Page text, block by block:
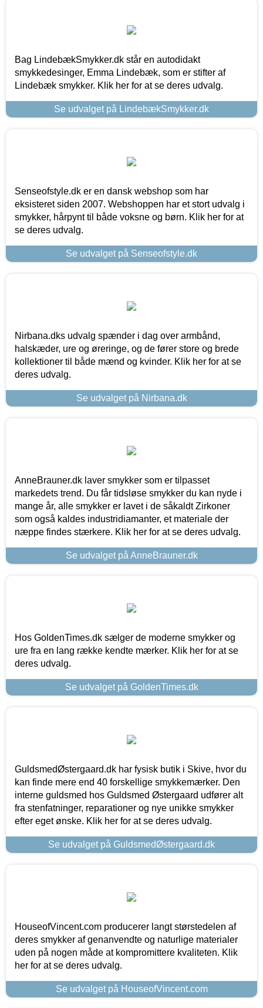
Bag LindebækSmykker.dk står en autodidakt
smykkedesinger, Emma Lindebæk, som er stifter af
Lindebæk smykker. Klik her for at se deres udvalg.
Se udvalget på LindebækSmykker.dk
Senseofstyle.dk er en dansk webshop som har
eksisteret siden 2007. Webshoppen har et stort udvalg i
smykker, hårpynt til både voksne og børn. Klik her for at
se deres udvalg.
Se udvalget på Senseofstyle.dk
Nirbana.dks udvalg spænder i dag over armbånd,
halskæder, ure og øreringe, og de fører store og brede
kollektioner til både mænd og kvinder. Klik her for at se
deres udvalg.
Se udvalget på Nirbana.dk
AnneBrauner.dk laver smykker som er tilpasset
markedets trend. Du får tidsløse smykker du kan nyde i
mange år, alle smykker er lavet i de såkaldt Zirkoner
som også kaldes industridiamanter, et materiale der
næppe findes stærkere. Klik her for at se deres udvalg.
Se udvalget på AnneBrauner.dk
Hos GoldenTimes.dk sælger de moderne smykker og
ure fra en lang række kendte mærker. Klik her for at se
deres udvalg.
Se udvalget på GoldenTimes.dk
GuldsmedØstergaard.dk har fysisk butik i Skive, hvor du
kan finde mere end 40 forskellige smykkemærker. Den
interne guldsmed hos Guldsmed Østergaard udfører alt
fra stenfatninger, reparationer og nye unikke smykker
efter eget ønske. Klik her for at se deres udvalg.
Se udvalget på GuldsmedØstergaard.dk
HouseofVincent.com producerer langt størstedelen af
deres smykker af genanvendte og naturlige materialer
uden på nogen måde at kompromittere kvaliteten. Klik
her for at se deres udvalg.
Se udvalget på HouseofVincent.com